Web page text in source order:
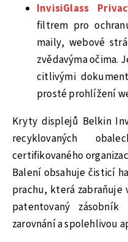
InvisiGlass
filtrem pro
maily, webové
zvědavýma očima.
citlivými
prosté prohlížení
Kryty displejů Belkin
recyklovaných
certifikovaného
Balení obsahuje čisticí
prachu, která
patentovaný
zarovnání a spolehlivou